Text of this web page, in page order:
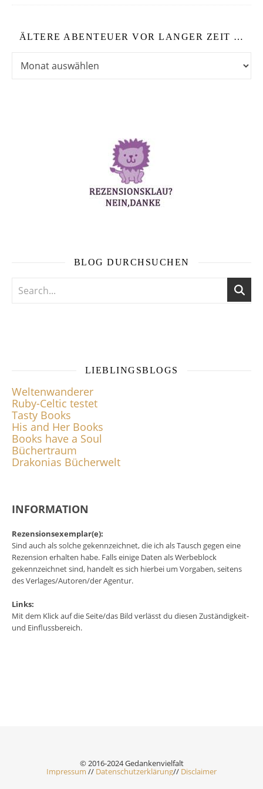
ÄLTERE ABENTEUER VOR LANGER ZEIT …
BLOG DURCHSUCHEN
LIEBLINGSBLOGS
Weltenwanderer
Ruby-Celtic testet
Tasty Books
His and Her Books
Books have a Soul
Büchertraum
Drakonias Bücherwelt
INFORMATION
Rezensionsexemplar(e):
Sind auch als solche gekennzeichnet, die ich als Tausch gegen eine
Rezension erhalten habe. Falls einige Daten als Werbeblock
gekennzeichnet sind, handelt es sich hierbei um Vorgaben, seitens
des Verlages/Autoren/der Agentur.
Links:
Mit dem Klick auf die Seite/das Bild verlässt du diesen Zuständigkeit-
und Einflussbereich.
© 2016-2024 Gedankenvielfalt
Impressum // Datenschutzerklärung// Disclaimer